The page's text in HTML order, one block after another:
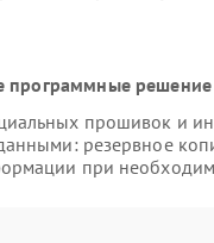
программные
прошивок и
резервное
при